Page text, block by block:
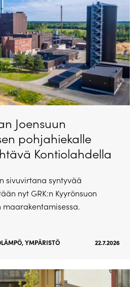
Joensuun
pohjahiekalle
Kontiolahdella
sivuvirtana syntyvää
nyt GRK:n Kyyrönsuon
,YMPÄRISTÖ 22.7.2026